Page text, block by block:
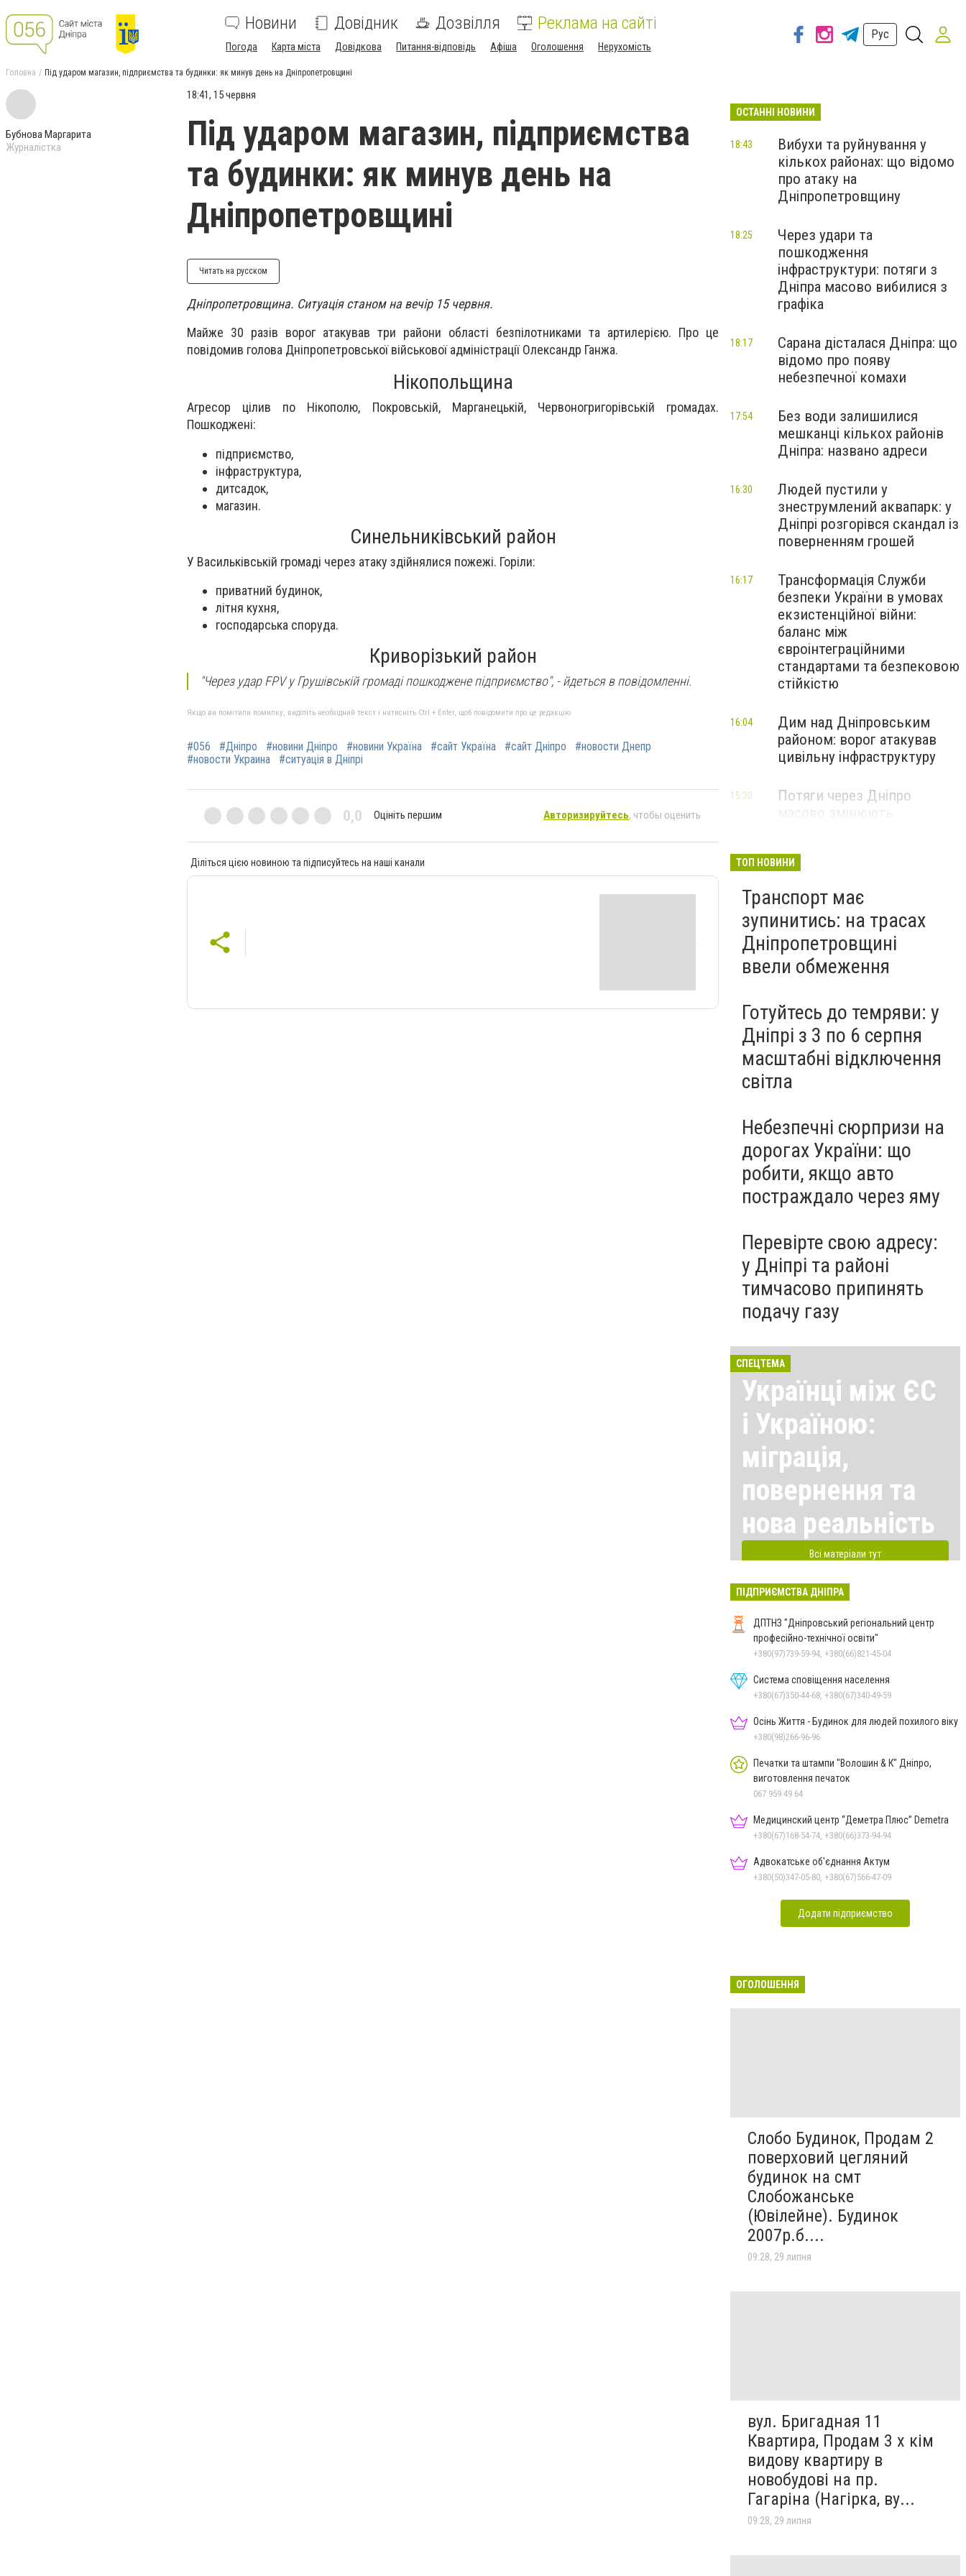
Новини Довідник Дозвілля Реклама на сайті
Погода Карта міста Довідкова Питання-відповідь Афіша Оголошення Нерухомість
Рус
Головна Під ударом магазин, підприємства та будинки: як минув день на Дніпропетровщині
Бубнова Маргарита
Журналістка
18:41, 15 червня
Під ударом магазин, підприємства
та будинки: як минув день на
Дніпропетровщині
Читать на русском
Дніпропетровщина. Ситуація станом на вечір 15 червня.
Майже 30 разів ворог атакував три райони області безпілотниками та артилерією. Про це
повідомив голова Дніпропетровської військової адміністрації Олександр Ганжа.
Нікопольщина
Агресор цілив по Нікополю, Покровській, Марганецькій, Червоногригорівській громадах.
Пошкоджені:
підприємство,
інфраструктура,
дитсадок,
магазин.
Синельниківський район
У Васильківській громаді через атаку здійнялися пожежі. Горіли:
приватний будинок,
літня кухня,
господарська споруда.
Криворізький район
"Через удар FPV у Грушівській громаді пошкоджене підприємство", - йдеться в повідомленні.
Якщо ви помітили помилку, виділіть необхідний текст і натисніть Ctrl + Enter, щоб повідомити про це редакцію
#056 #Дніпро #новини Дніпро #новини Україна #сайт Україна #сайт Дніпро
#новости Днепр
#новости Украина
#ситуація в Дніпрі
0,0 Оцініть першим Авторизируйтесь, чтобы оценить
Діліться цією новиною та підписуйтесь на наші канали
ОСТАННІ НОВИНИ
Вибухи та руйнування у
кількох районах: що відомо
про атаку на
Дніпропетровщину
18:43
Через удари та
пошкодження
інфраструктури: потяги з
Дніпра масово вибилися з
графіка
18:25
Сарана дісталася Дніпра: що
відомо про появу
небезпечної комахи
18:17
Без води залишилися
мешканці кількох районів
Дніпра: названо адреси
17:54
Людей пустили у
знеструмлений аквапарк: у
Дніпрі розгорівся скандал із
поверненням грошей
16:30
Трансформація Служби
безпеки України в умовах
екзистенційної війни:
баланс між
євроінтеграційними
стандартами та безпековою
стійкістю
16:17
Дим над Дніпровським
районом: ворог атакував
цивільну інфраструктуру
16:04
Потяги через Дніпро
15:30
ТОП НОВИНИ
Транспорт має
зупинитись: на трасах
Дніпропетровщині
ввели обмеження
Готуйтесь до темряви: у
Дніпрі з 3 по 6 серпня
масштабні відключення
світла
Небезпечні сюрпризи на
дорогах України: що
робити, якщо авто
постраждало через яму
Перевірте свою адресу:
у Дніпрі та районі
тимчасово припинять
подачу газу
СПЕЦТЕМА
Українці між ЄС
і Україною:
міграція,
повернення та
нова реальність
Всі матеріали тут
ПІДПРИЄМСТВА ДНІПРА
ДПТНЗ "Дніпровський регіональний центр
професійно-технічної освіти"
+380(97)739-59-94, +380(66)821-45-04
Система сповіщення населення
+380(67)350-44-68, +380(67)340-49-59
Осінь Життя - Будинок для людей похилого віку
+380(98)266-96-96
Печатки та штампи "Волошин & К" Дніпро,
виготовлення печаток
067 959 49 64
Медицинский центр “Деметра Плюс” Demetra
+380(67)168-54-74, +380(66)373-94-94
Адвокатське об'єднання Актум
+380(50)347-05-80, +380(67)566-47-09
Додати підприємство
ОГОЛОШЕННЯ
Слобо Будинок, Продам 2
поверховий цегляний
будинок на смт
Слобожанське
(Ювілейне). Будинок
2007р.б....
09:28, 29 липня
вул. Бригадная 11
Квартира, Продам 3 х кім
видову квартиру в
новобудові на пр.
Гагаріна (Нагірка, ву...
09:28, 29 липня